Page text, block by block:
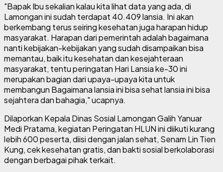
"Bapak Ibu sekalian kalau kita lihat data yang ada, di
Lamongan ini sudah terdapat 40.409 lansia. Ini akan
berkembang terus seiring kesehatan juga harapan hidup
masyarakat. Harapan dari pemerintah adalah bagaimana
nanti kebijakan-kebijakan yang sudah disampaikan bisa
memantau, baik itu kesehatan dan kesejahteraan
masyarakat, tentu peringatan Hari Lansia ke-30 ini
merupakan bagian dari upaya-upaya kita untuk
membangun Bagaimana lansia ini bisa sehat lansia ini bisa
sejahtera dan bahagia," ucapnya.
Dilaporkan Kepala Dinas Sosial Lamongan Galih Yanuar
Medi Pratama, kegiatan Peringatan HLUN ini diikuti kurang
lebih 600 peserta, diisi dengan jalan sehat, Senam Lin Tien
Kung, cek kesehatan gratis, dan bakti sosial berkolaborasi
dengan berbagai pihak terkait.